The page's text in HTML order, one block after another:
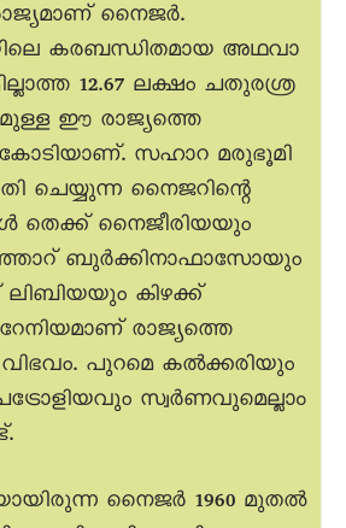
നെെജർ.
കരബന്ധിതമായ അഥവാ
12.67 ലക്ഷം ചതുരശ്ര
ഈ രാജ്യത്തെ
കോടിയാണ്. സഹാറ മരുഭൂമി
ചെയ്യുന്ന നെെജറിന്റെ
തെക്ക് നെെജീരിയയും
ബുർക്കിനാഫാസോയും
ലിബിയയും കിഴക്ക്
രാജ്യത്തെ
പുറമെ കൽക്കരിയും
സ്വർണവുമെല്ലാം
നെെജർ 1960 മുതൽ